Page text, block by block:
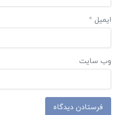
ایمیل *
وب‌ سایت